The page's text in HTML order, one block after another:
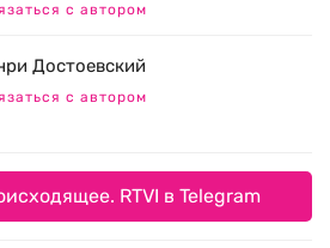
с автором
Достоевский
с автором
RTVI в Telegram